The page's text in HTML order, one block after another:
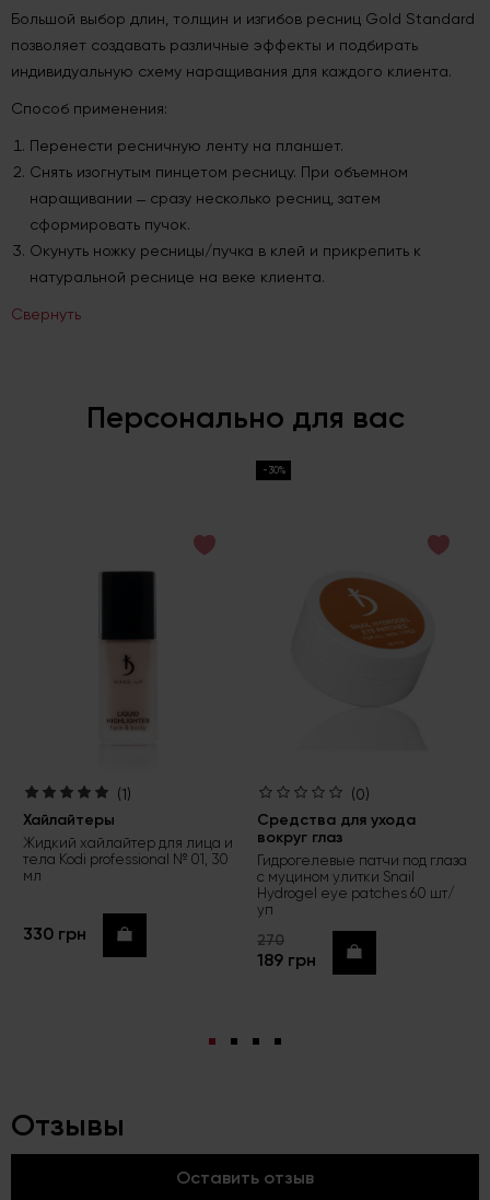
Большой выбор длин, толщин и изгибов ресниц Gold Standard
позволяет создавать различные эффекты и подбирать
индивидуальную схему наращивания для каждого клиента.
Способ применения:
Перенести ресничную ленту на планшет.
Снять изогнутым пинцетом ресницу. При объемном
наращивании ̶ сразу несколько ресниц, затем
сформировать пучок.
Окунуть ножку ресницы/пучка в клей и прикрепить к
натуральной реснице на веке клиента.
Свернуть
Персонально для вас
(1)
Хайлайтеры
Жидкий хайлайтер для лица и
тела Kodi professional № 01, 30
мл
330 грн Купить
-30%
(0)
Средства для ухода
вокруг глаз
Гидрогелевые патчи под глаза
с муцином улитки Snail
Hydrogel eye patches 60 шт/
уп
270
189 грн Купить
Отзывы
Оставить отзыв